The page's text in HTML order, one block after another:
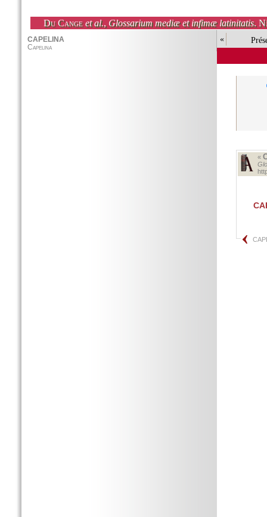
Du Cange et al., Glossarium mediæ et infimæ latinitatis.
«
«